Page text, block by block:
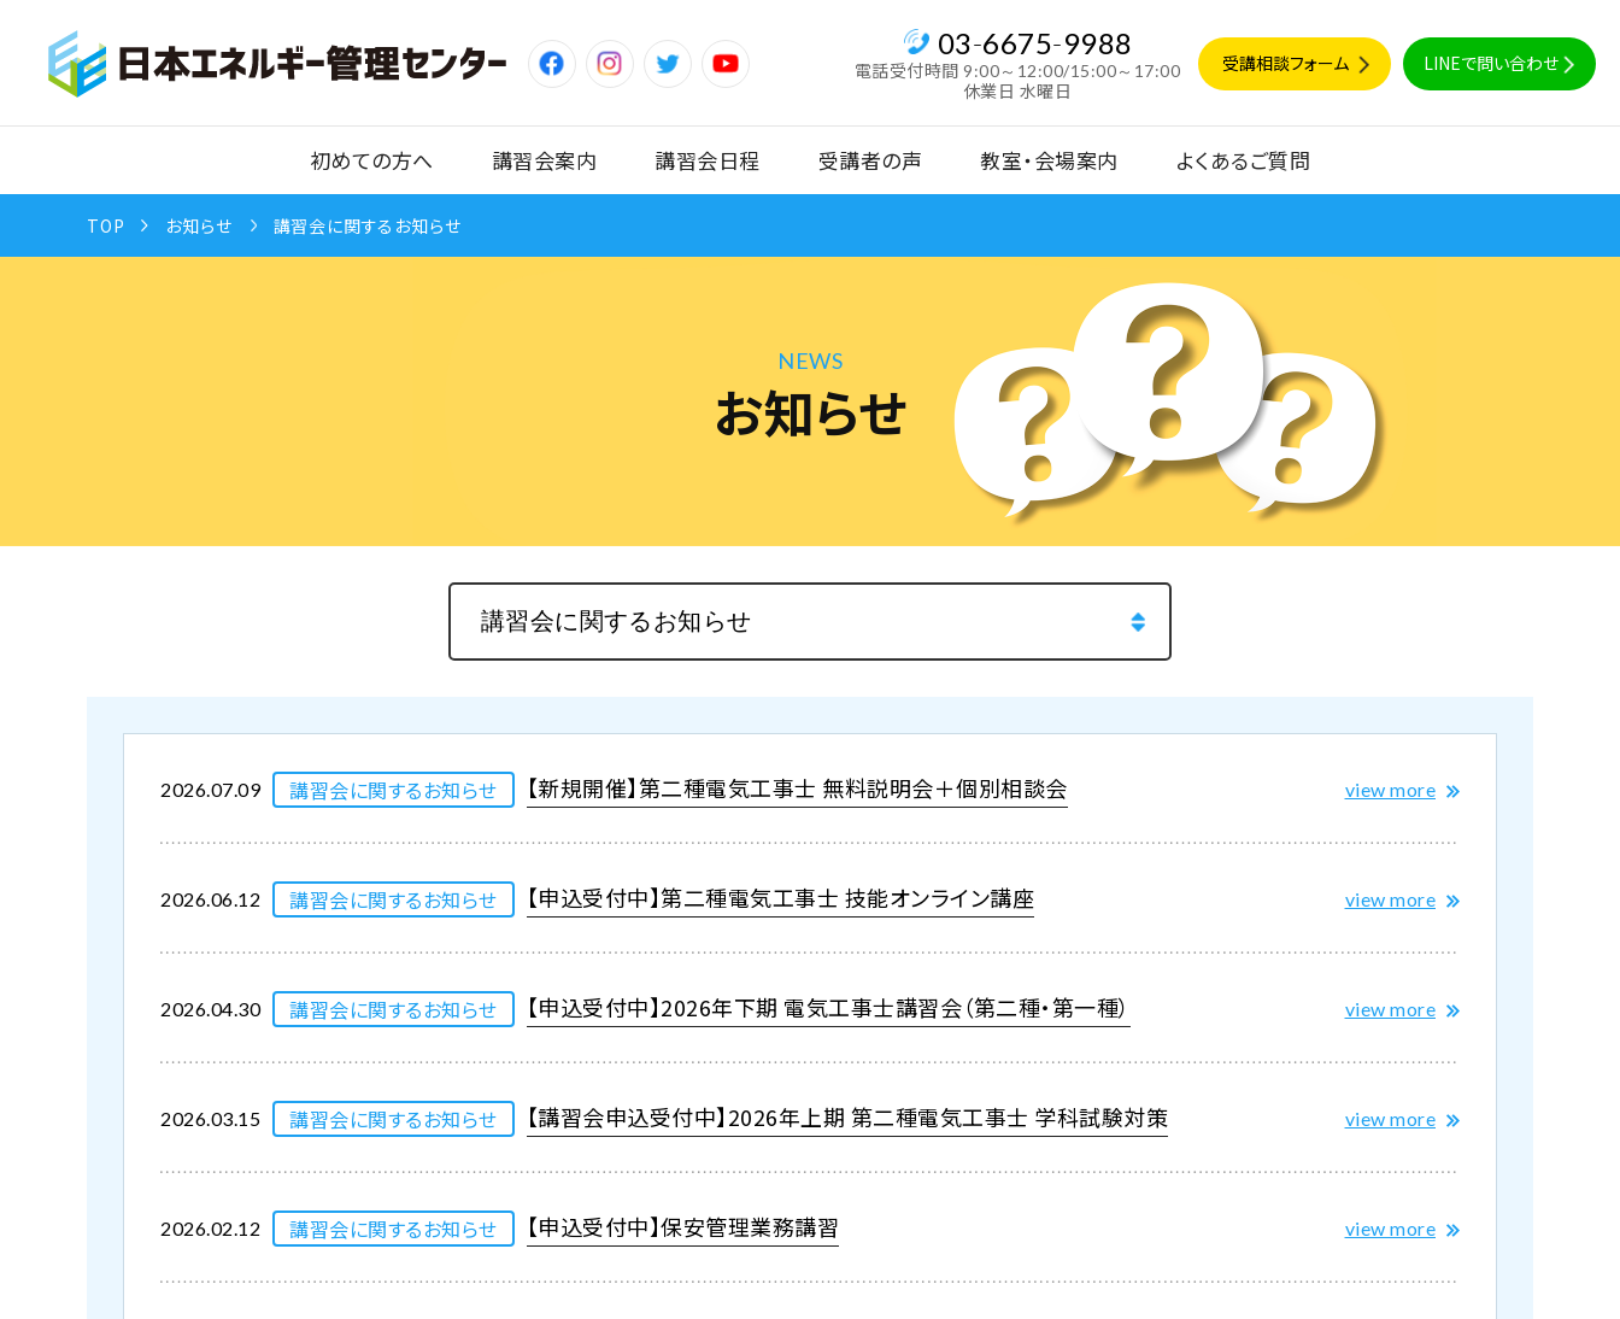
03-6675-9988
電話受付時間 9:00～12:00/15:00～17:00
休業日 水曜日
受講相談フォーム LINEで問い合わせ
初めての方へ 講習会案内 講習会日程 受講者の声 教室・会場案内 よくあるご質問
TOP お知らせ 講習会に関するお知らせ
NEWS
お知らせ
2026.07.09 講習会に関するお知らせ 【新規開催】第二種電気工事士 無料説明会＋個別相談会 view more
2026.06.12 講習会に関するお知らせ 【申込受付中】第二種電気工事士 技能オンライン講座 view more
2026.04.30 講習会に関するお知らせ 【申込受付中】2026年下期 電気工事士講習会（第二種・第一種） view more
2026.03.15 講習会に関するお知らせ 【講習会申込受付中】2026年上期 第二種電気工事士 学科試験対策 view more
2026.02.12 講習会に関するお知らせ 【申込受付中】保安管理業務講習 view more